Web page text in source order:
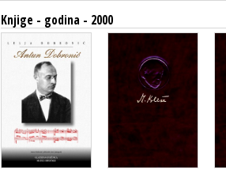
Knjige - godina - 2000